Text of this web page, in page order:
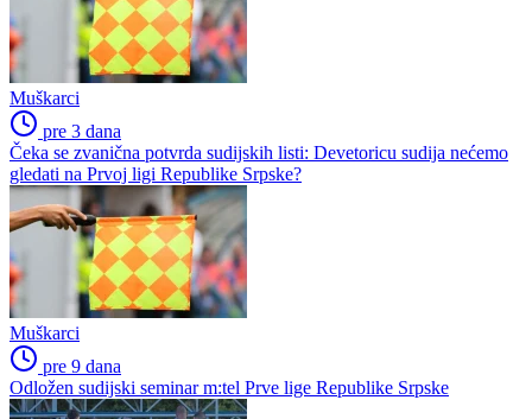
Muškarci
pre 3 dana
Čeka se zvanična potvrda sudijskih listi: Devetoricu sudija nećemo
gledati na Prvoj ligi Republike Srpske?
Muškarci
pre 9 dana
Odložen sudijski seminar m:tel Prve lige Republike Srpske